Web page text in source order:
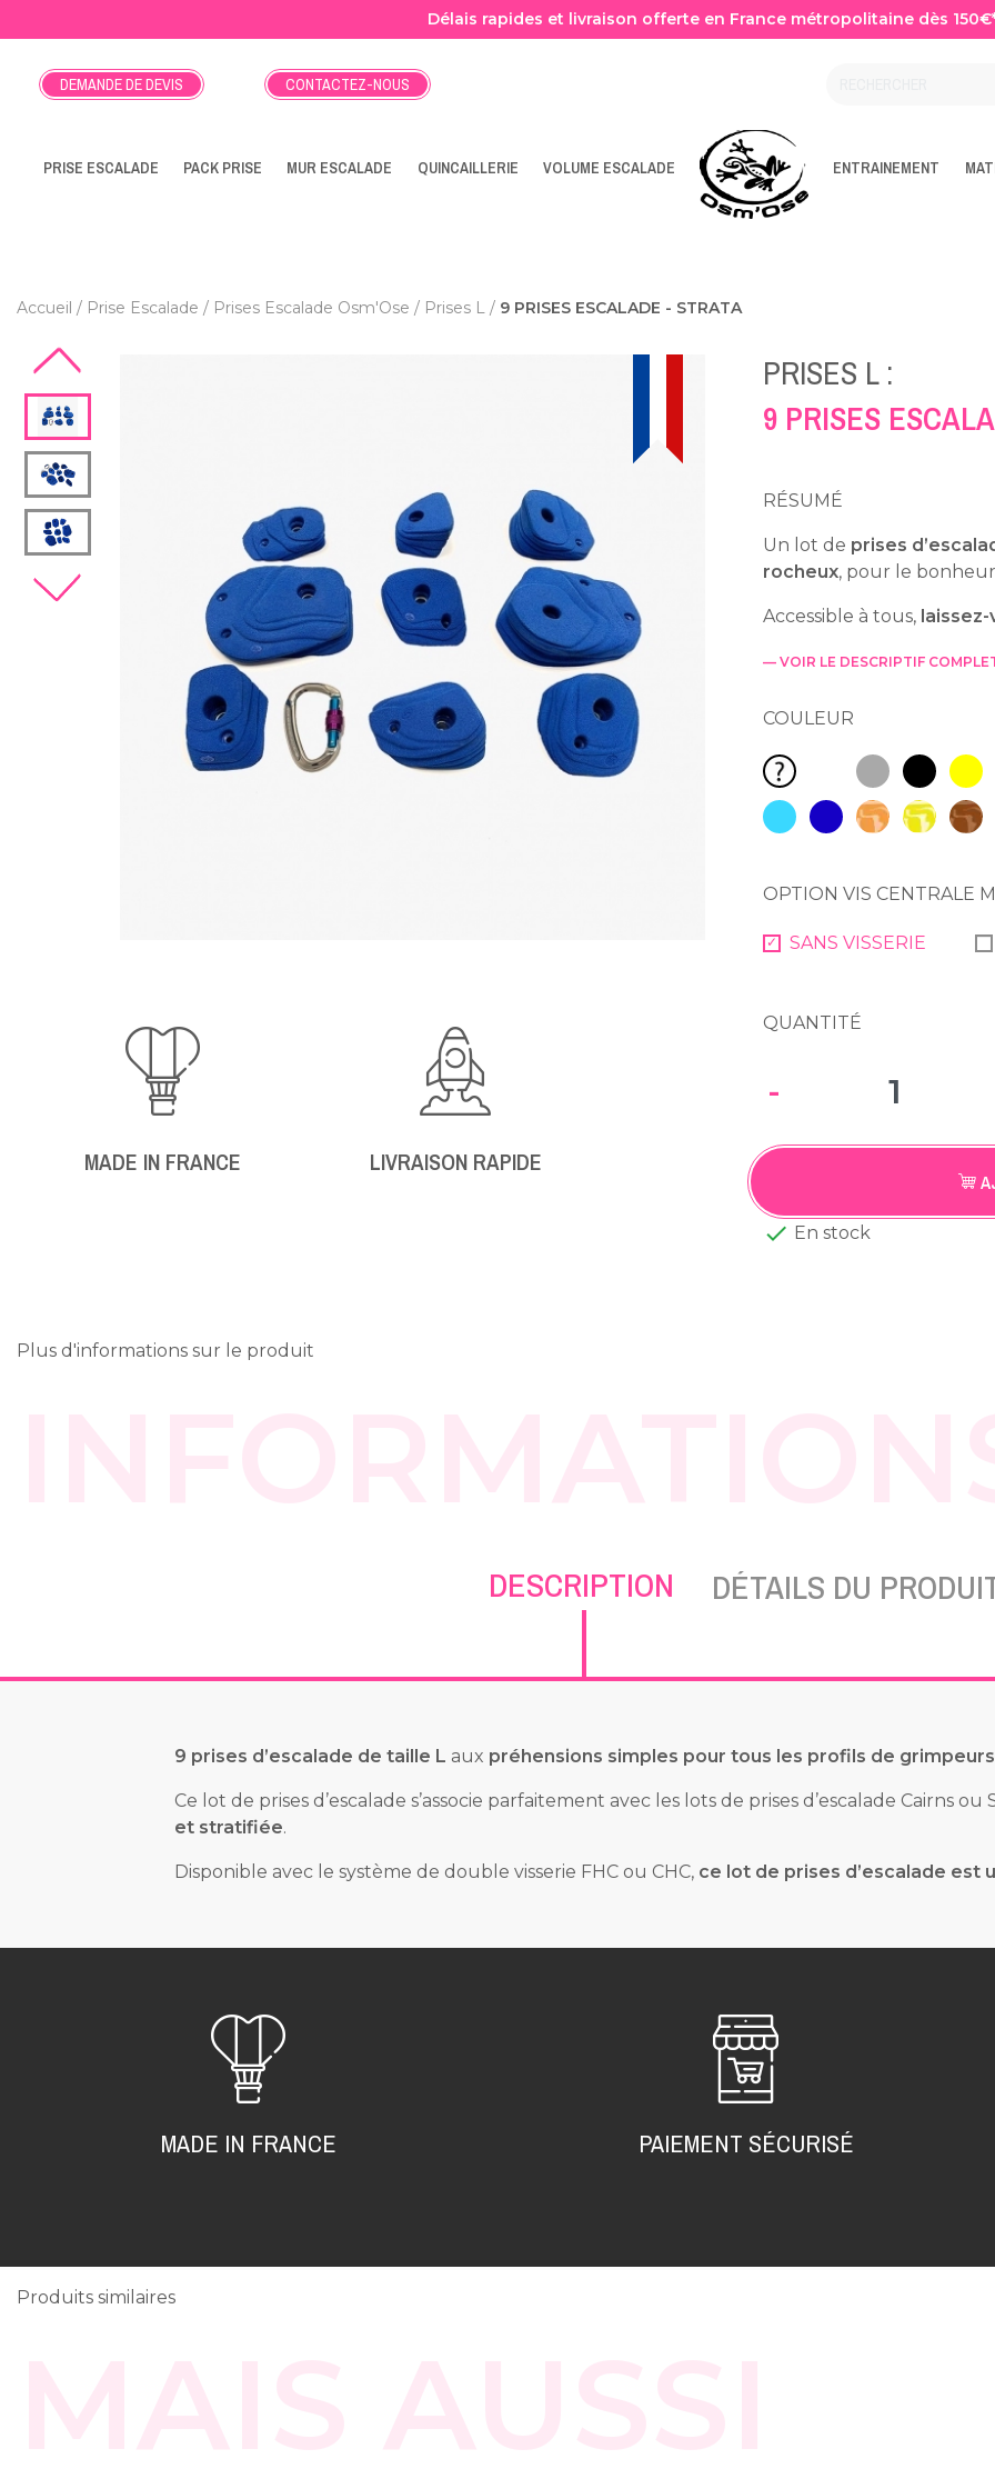
Délais rapides et livraison offerte en France métropolitaine dès
DEMANDE DE DEVIS CONTACTEZ-NOUS
PRISE ESCALADE PACK PRISE MUR ESCALADE QUINCAILLERIE VOLUME ESCALADE ENTRAINEMENT
Accueil Prise Escalade Prises Escalade Osm'Ose Prises L 9 PRISES ESCALADE - STRATA
MADE IN FRANCE LIVRAISON RAPIDE
PRISES L :
9 PRISES
RÉSUMÉ
Un lot de prises
rocheux, pour le
Accessible à tous,
— VOIR LE DESCRIPTIF
COULEUR
Couleur(s) au hasard :
Blanc RAL 9010
Gris RAL 7040
Noir RAL
Bleu clair RAL 5015
Bleu RAL 5005
Marbré Vitamin
Marbré
OPTION VIS CENTRALE
SANS VISSERIE
QUANTITÉ
-
 En stock
Plus d'informations sur le produit
DESCRIPTION DÉTAILS DU
9 prises d’escalade de taille L aux préhensions simples pour tous les profils de grimpeurs
Ce lot de prises d’escalade s’associe parfaitement avec les lots de prises d’escalade Cairns ou
et stratifiée.
Disponible avec le système de double visserie FHC ou CHC, ce lot de prises d’escalade est
MADE IN FRANCE PAIEMENT SÉCURISÉ
Produits similaires